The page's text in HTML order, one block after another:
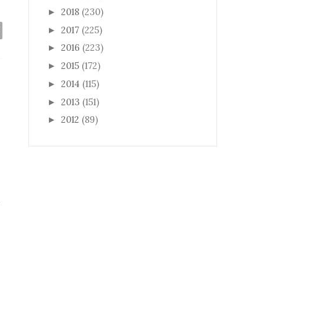
► 2018 (230)
► 2017 (225)
► 2016 (223)
► 2015 (172)
► 2014 (115)
► 2013 (151)
► 2012 (89)